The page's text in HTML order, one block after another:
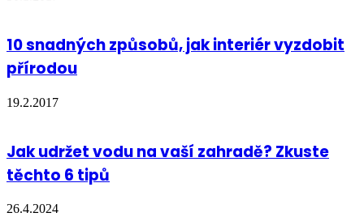
10 snadných způsobů, jak interiér vyzdobit
přírodou
19.2.2017
Jak udržet vodu na vaší zahradě? Zkuste
těchto 6 tipů
26.4.2024